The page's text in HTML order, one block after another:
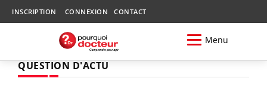
INSCRIPTION CONNEXION CONTACT
Menu
QUESTION D'ACTU